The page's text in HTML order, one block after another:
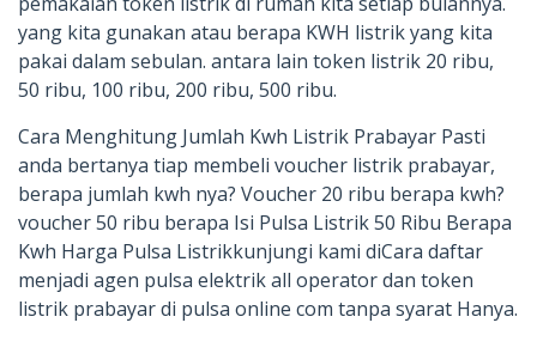
yang kita gunakan atau berapa KWH listrik yang kita
pakai dalam sebulan. antara lain token listrik 20 ribu,
50 ribu, 100 ribu, 200 ribu, 500 ribu.
Cara Menghitung Jumlah Kwh Listrik Prabayar Pasti
anda bertanya tiap membeli voucher listrik prabayar,
berapa jumlah kwh nya? Voucher 20 ribu berapa kwh?
voucher 50 ribu berapa Isi Pulsa Listrik 50 Ribu Berapa
Kwh Harga Pulsa Listrikkunjungi kami diCara daftar
menjadi agen pulsa elektrik all operator dan token
listrik prabayar di pulsa online com tanpa syarat Hanya.